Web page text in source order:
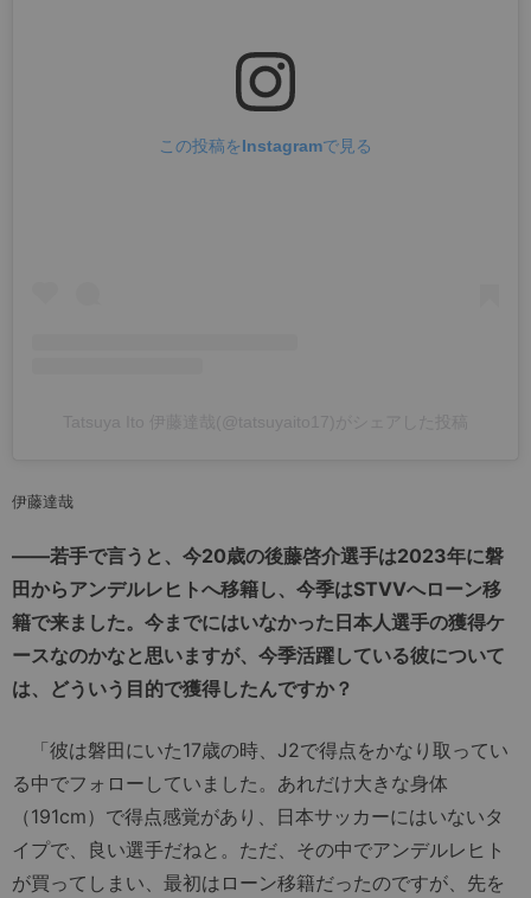
この投稿をInstagramで見る
伊藤達哉
――若手で言うと、今20歳の後藤啓介選手は2023年に磐
田からアンデルレヒトへ移籍し、今季はSTVVへローン移
籍で来ました。今までにはいなかった日本人選手の獲得ケ
ースなのかなと思いますが、今季活躍している彼について
は、どういう目的で獲得したんですか？
「彼は磐田にいた17歳の時、J2で得点をかなり取ってい
る中でフォローしていました。あれだけ大きな身体
（191cm）で得点感覚があり、日本サッカーにはいないタ
イプで、良い選手だねと。ただ、その中でアンデルレヒト
が買ってしまい、最初はローン移籍だったのですが、先を